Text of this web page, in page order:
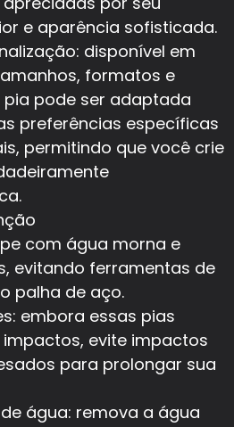
e aparência sofisticada.
disponível em
formatos e
pode ser adaptada
preferências específicas
permitindo que você crie
com água morna e
evitando ferramentas de
palha de aço.
embora essas pias
evite impactos
​​para prolongar sua
água: remova a água